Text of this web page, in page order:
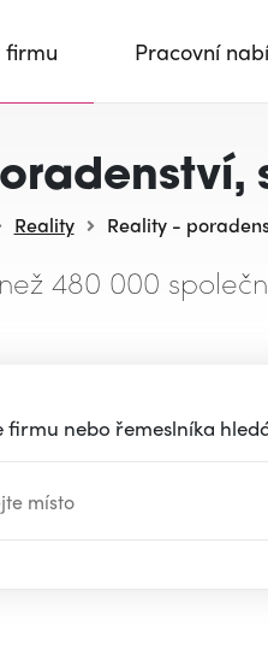
firmu Pracovní
Reality Reality -
480 000
firmu nebo řemeslníka